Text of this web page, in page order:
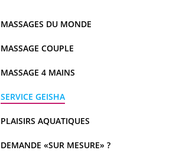
MASSAGES DU MONDE
MASSAGE COUPLE
MASSAGE 4 MAINS
SERVICE GEISHA
PLAISIRS AQUATIQUES
DEMANDE «SUR MESURE» ?